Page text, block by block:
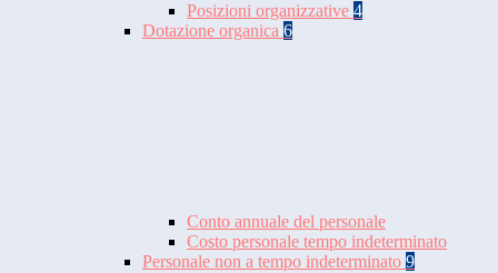
Posizioni organizzative 4
Dotazione organica 6
Conto annuale del personale
Costo personale tempo indeterminato
Personale non a tempo indeterminato 9